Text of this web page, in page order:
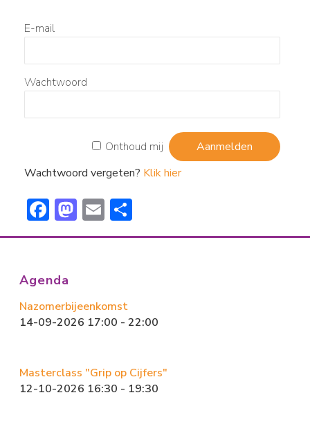
E-mail
Wachtwoord
Onthoud mij
Wachtwoord vergeten? Klik hier
F
ac
b
o
ok
M
a
d
o
E
m el
Agenda
Nazomerbijeenkomst
14-09-2026 17:00 - 22:00
Masterclass "Grip op Cijfers"
12-10-2026 16:30 - 19:30